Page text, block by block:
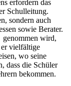
erfordern das
Schulleitung.
sondern auch
sowie Berater.
genommen wird,
er vielfältige
wo seine
dass die Schüler
bekommen.